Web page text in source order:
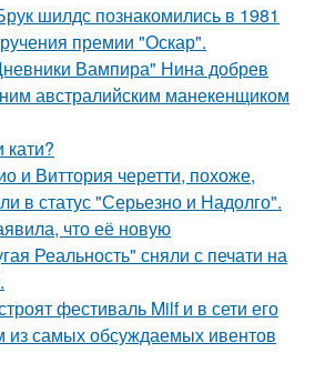
шилдс познакомились в 1981
премии "Оскар".
Вампира" Нина добрев
австралийским манекенщиком
и Виттория черетти, похоже,
в статус "Серьезно и Надолго".
что её новую
Реальность" сняли с печати на
фестиваль Milf и в сети его
из самых обсуждаемых ивентов